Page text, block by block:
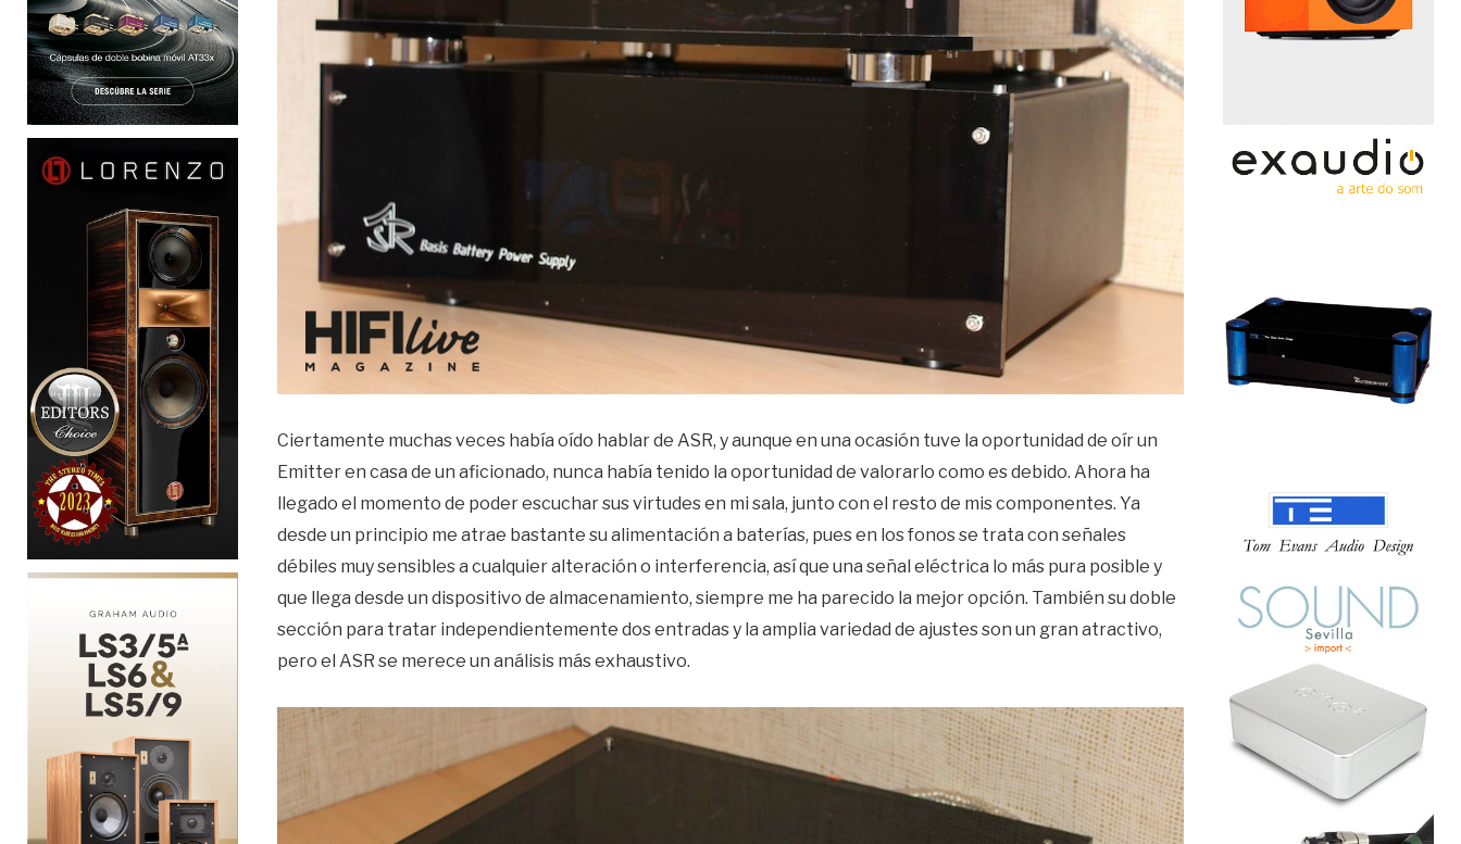
Ciertamente muchas veces había oído hablar de ASR, y aunque en una ocasión tuve la oportunidad de oír un
Emitter en casa de un aficionado, nunca había tenido la oportunidad de valorarlo como es debido. Ahora ha
llegado el momento de poder escuchar sus virtudes en mi sala, junto con el resto de mis componentes. Ya
desde un principio me atrae bastante su alimentación a baterías, pues en los fonos se trata con señales
débiles muy sensibles a cualquier alteración o interferencia, así que una señal eléctrica lo más pura posible y
que llega desde un dispositivo de almacenamiento, siempre me ha parecido la mejor opción. También su doble
sección para tratar independientemente dos entradas y la amplia variedad de ajustes son un gran atractivo,
pero el ASR se merece un análisis más exhaustivo.